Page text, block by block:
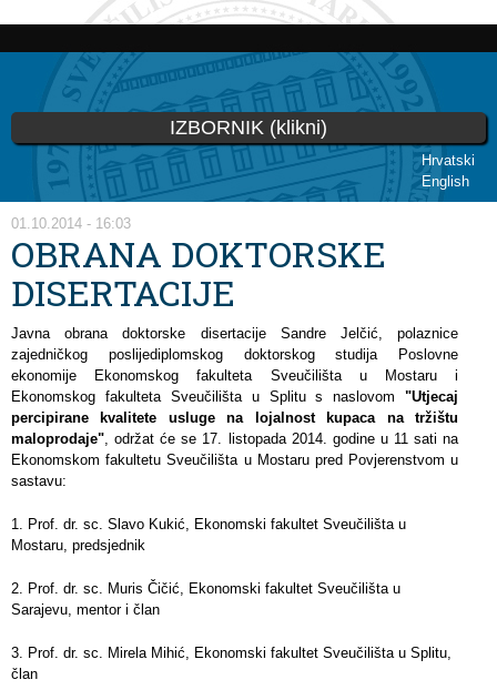
Skip to
content
Hrvatski
English
IZBORNIK (klikni)
You are here
01.10.2014 - 16:03
OBRANA DOKTORSKE
DISERTACIJE
Javna obrana doktorske disertacije Sandre Jelčić, polaznice
zajedničkog poslijediplomskog doktorskog studija Poslovne
ekonomije Ekonomskog fakulteta Sveučilišta u Mostaru i
Ekonomskog fakulteta Sveučilišta u Splitu s naslovom"Utjecaj
percipirane kvalitete usluge na lojalnost kupaca na tržištu
maloprodaje", održat će se 17. listopada 2014. godine u 11 sati na
Ekonomskom fakultetu Sveučilišta u Mostaru pred Povjerenstvom u
sastavu:
1. Prof. dr. sc. Slavo Kukić, Ekonomski fakultet Sveučilišta u
Mostaru, predsjednik
2. Prof. dr. sc. Muris Čičić, Ekonomski fakultet Sveučilišta u
Sarajevu, mentor i član
3. Prof. dr. sc. Mirela Mihić, Ekonomski fakultet Sveučilišta u Splitu,
član